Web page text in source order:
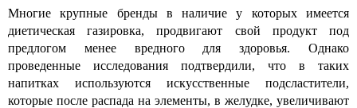
Многие крупные бренды в наличие у которых имеется
диетическая газировка, продвигают свой продукт под
предлогом менее вредного для здоровья. Однако
проведенные исследования подтвердили, что в таких
напитках используются искусственные подсластители,
которые после распада на элементы, в желудке, увеличивают